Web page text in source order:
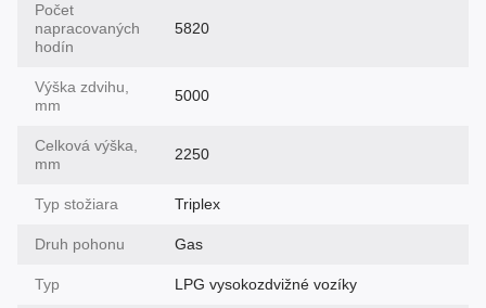
Počet
napracovaných
hodín
5820
Výška zdvihu,
mm
5000
Celková výška,
mm
2250
Typ stožiara Triplex
Druh pohonu Gas
Typ LPG vysokozdvižné vozíky